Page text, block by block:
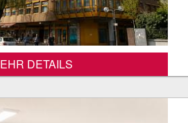
DETAILS